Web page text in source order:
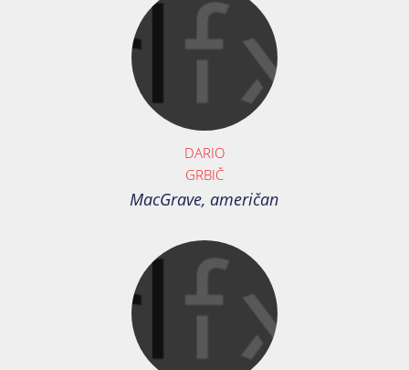
DARIO
GRBIČ
MacGrave, američan